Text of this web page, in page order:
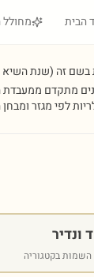
הבית
בשם זה (שנת
מתקדם
לפי מגזר ומבחן
ונדיר
בקטגוריה